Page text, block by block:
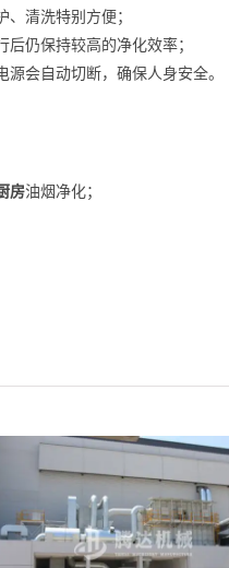
清洗特别方便；
仍保持较高的净化效率；
会自动切断，确保人身安全。
房油烟净化；